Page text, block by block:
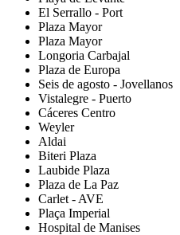
El Serrallo - Port
Plaza Mayor
Plaza Mayor
Longoria Carbajal
Plaza de Europa
Seis de agosto - Jovellanos
Vistalegre - Puerto
Cáceres Centro
Weyler
Aldai
Biteri Plaza
Laubide Plaza
Plaza de La Paz
Carlet - AVE
Plaça Imperial
Hospital de Manises